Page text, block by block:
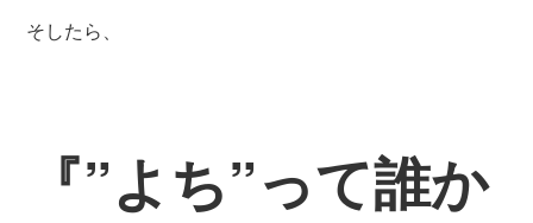
そしたら、
『”よち”って誰か